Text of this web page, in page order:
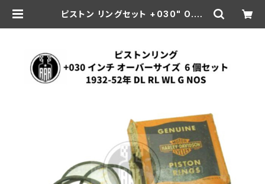
ピストン リングセット +030" O.S.